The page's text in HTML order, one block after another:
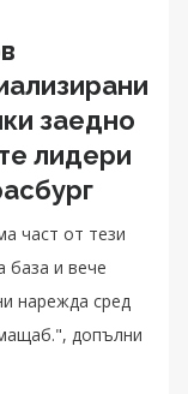
заедно
лидери
част от тези
база и вече
нарежда сред
допълни